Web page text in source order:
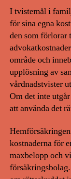
I tvistemål i
för sina egna
den som förlorar
område och
upplösning av
vårdnadstvister
Om det inte
att använda det
kostnaderna för
maxbelopp och